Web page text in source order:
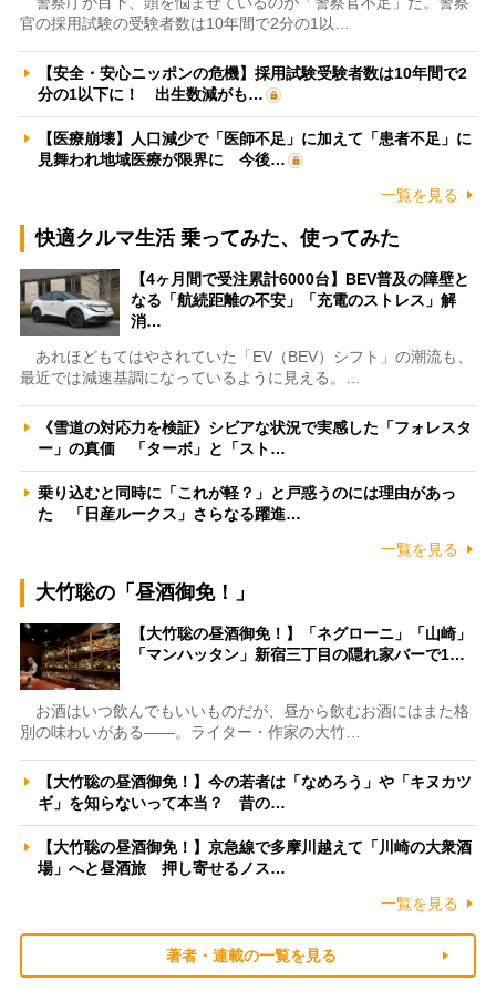
官の採用試験の受験者数は10年間で2分の1以…
【安全・安心ニッポンの危機】採用試験受験者数は10年間で2
分の1以下に！ 出生数減がも…
【医療崩壊】人口減少で「医師不足」に加えて「患者不足」に
見舞われ地域医療が限界に 今後…
一覧を見る
快適クルマ生活 乗ってみた、使ってみた
【4ヶ月間で受注累計6000台】BEV普及の障壁と
なる「航続距離の不安」「充電のストレス」解
消…
あれほどもてはやされていた「EV（BEV）シフト」の潮流も、
最近では減速基調になっているように見える。…
《雪道の対応力を検証》シビアな状況で実感した「フォレスタ
ー」の真価 「ターボ」と「スト…
乗り込むと同時に「これが軽？」と戸惑うのには理由があっ
た 「日産ルークス」さらなる躍進…
一覧を見る
大竹聡の「昼酒御免！」
【大竹聡の昼酒御免！】「ネグローニ」「山崎」
「マンハッタン」新宿三丁目の隠れ家バーで1…
お酒はいつ飲んでもいいものだが、昼から飲むお酒にはまた格
別の味わいがある――。ライター・作家の大竹…
【大竹聡の昼酒御免！】今の若者は「なめろう」や「キヌカツ
ギ」を知らないって本当？ 昔の…
【大竹聡の昼酒御免！】京急線で多摩川越えて「川崎の大衆酒
場」へと昼酒旅 押し寄せるノス…
一覧を見る
著者・連載の一覧を見る